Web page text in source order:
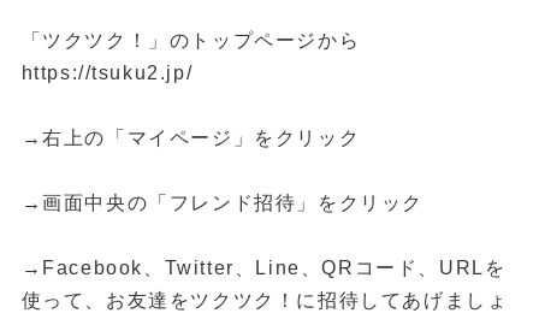
「ツクツク！」のトップページから
https://tsuku2.jp/
→右上の「マイページ」をクリック
→画面中央の「フレンド招待」をクリック
→Facebook、Twitter、Line、QRコード、URLを
使って、お友達をツクツク！に招待してあげましょ